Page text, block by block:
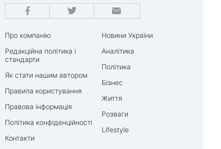
Про компанію
Редакційна політика і
стандарти
Як стати нашим автором
Правила користування
Правова інформація
Політика конфіденційності
Контакти
Новини України
Аналітика
Політика
Бізнес
Життя
Розваги
Lifestyle